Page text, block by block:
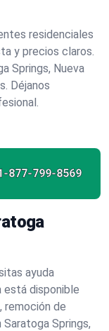
residenciales
y precios claros.
Springs, Nueva
Déjanos
877-799-8569
ayuda
está disponible
remoción de
Springs,